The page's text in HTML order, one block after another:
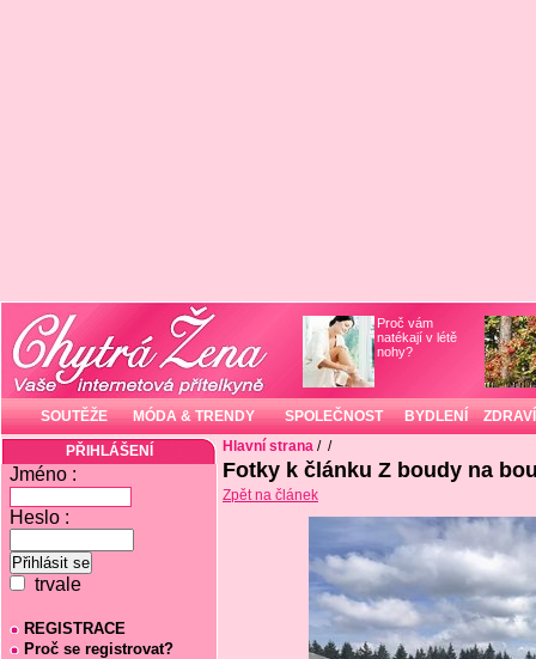
Proč vám
natékají v létě
nohy?
SOUTĚŽE MÓDA & TRENDY SPOLEČNOST BYDLENÍ ZDRAVÍ
PŘIHLÁŠENÍ
Jméno :
Heslo :
trvale
REGISTRACE
Proč se registrovat?
Hlavní strana / /
Fotky k článku Z boudy na
Zpět na článek